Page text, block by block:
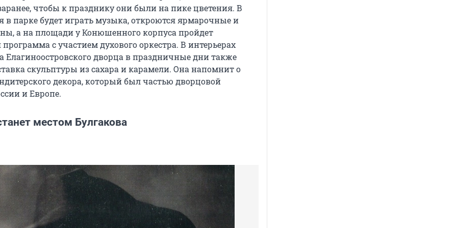
чтобы к празднику они были на пике цветения. В
в парке будет играть музыка, откроются ярмарочные и
а на площади у Конюшенного корпуса пройдет
с участием духового оркестра. В интерьерах
Елагиноостровского дворца в праздничные дни также
скульптуры из сахара и карамели. Она напомнит о
декора, который был частью дворцовой
и Европе.
местом Булгакова